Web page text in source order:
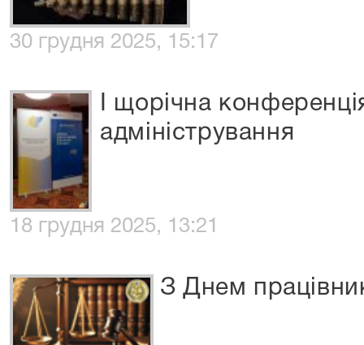
30 грудня 2025, 15:17
І щорічна
адміністрування
18 грудня 2025, 13:21
З Днем